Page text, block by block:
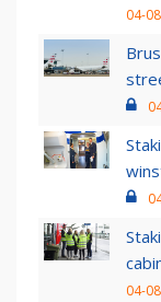
04-
04-